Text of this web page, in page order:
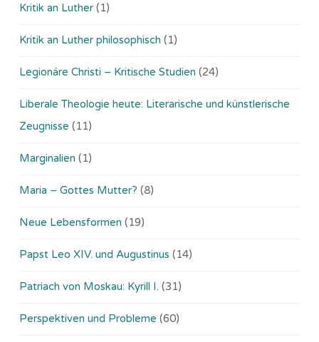
Kritik an Luther (1)
Kritik an Luther philosophisch (1)
Legionäre Christi – Kritische Studien (24)
Liberale Theologie heute: Literarische und künstlerische
Zeugnisse (11)
Marginalien (1)
Maria – Gottes Mutter? (8)
Neue Lebensformen (19)
Papst Leo XIV. und Augustinus (14)
Patriach von Moskau: Kyrill I. (31)
Perspektiven und Probleme (60)